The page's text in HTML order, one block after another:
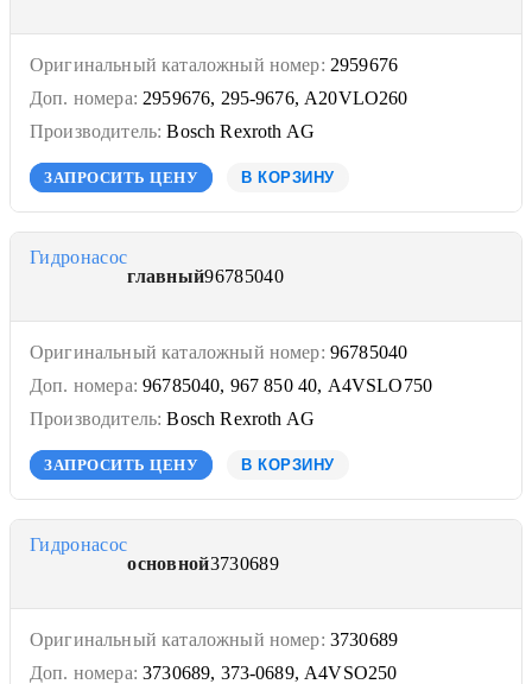
Оригинальный каталожный номер: 2959676
Доп. номера: 2959676, 295-9676, A20VLO260
Производитель: Bosch Rexroth AG
ЗАПРОСИТЬ ЦЕНУ В КОРЗИНУ
Гидронасос
главный96785040
Оригинальный каталожный номер: 96785040
Доп. номера: 96785040, 967 850 40, A4VSLO750
Производитель: Bosch Rexroth AG
ЗАПРОСИТЬ ЦЕНУ В КОРЗИНУ
Гидронасос
основной3730689
Оригинальный каталожный номер: 3730689
Доп. номера: 3730689, 373-0689, A4VSO250